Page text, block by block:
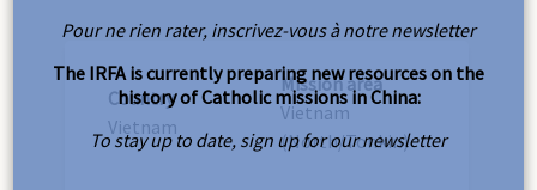
Country
Vietnam
Mission area
Vietnam
(North/Tonkin)
Pour ne rien rater, inscrivez-vous à notre newsletter
The IRFA is currently preparing new resources on the
history of Catholic missions in China:
To stay up to date, sign up for our newsletter